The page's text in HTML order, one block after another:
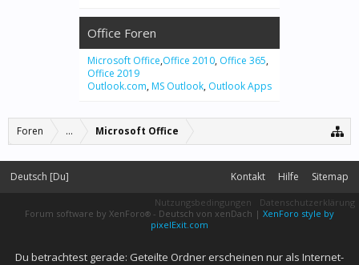
Office Foren
Microsoft Office,Office 2010, Office 365,
Office 2019
Outlook.com, MS Outlook, Outlook Apps
Foren ... Microsoft Office
Deutsch [Du] Kontakt Hilfe Sitemap
Nutzungsbedingungen
Datenschutzerklärung
Forum software by XenForo® - Deutsch von xenDach | XenForo style by
pixelExit.com
Du betrachtest gerade: Geteilte Ordner erscheinen nur als Internet-